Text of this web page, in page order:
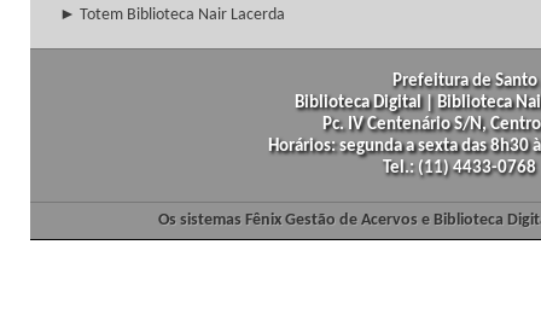
► Totem Biblioteca Nair Lacerda
Prefeitura de
Biblioteca Digital | Biblioteca
Pc. IV Centenário S/N,
Horários: segunda a sexta das
Tel.: (11) 4433-
Os sistemas Fênix Gestão de Acervos e Biblioteca